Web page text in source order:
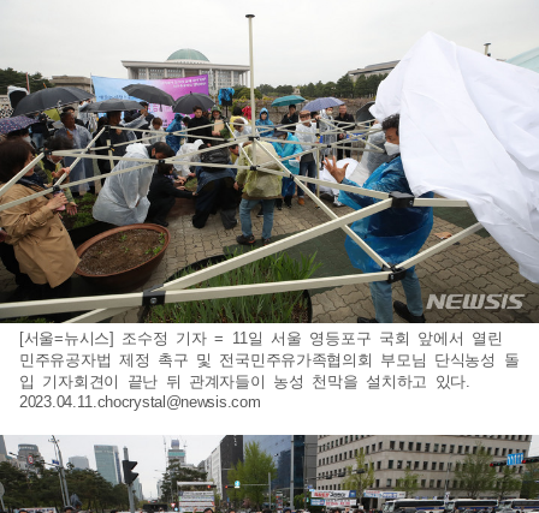
[서울=뉴시스] 조수정 기자 = 11일 서울 영등포구 국회 앞에서 열린
민주유공자법 제정 촉구 및 전국민주유가족협의회 부모님 단식농성 돌
입 기자회견이 끝난 뒤 관계자들이 농성 천막을 설치하고 있다.
2023.04.11.chocrystal@newsis.com